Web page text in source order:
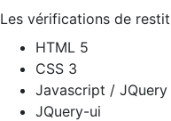
Les vérifications de
HTML 5
CSS 3
Javascript / JQuery
JQuery-ui